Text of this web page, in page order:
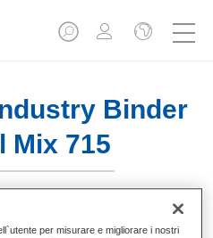
Binder
Mix 715
per misurare e migliorare i nostri